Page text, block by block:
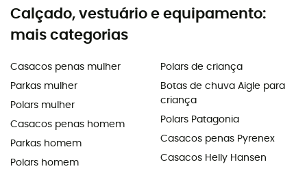
Calçado, vestuário e equipamento:
mais categorias
Casacos penas mulher
Parkas mulher
Polars mulher
Casacos penas homem
Parkas homem
Polars homem
Polars de criança
Botas de chuva Aigle para
criança
Polars Patagonia
Casacos penas Pyrenex
Casacos Helly Hansen